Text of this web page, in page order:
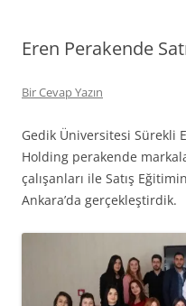
Eren Perakende
Bir Cevap Yazın
Gedik Üniversitesi Sürekli
Holding perakende
çalışanları ile Satış
Ankara’da gerçekleştirdik.